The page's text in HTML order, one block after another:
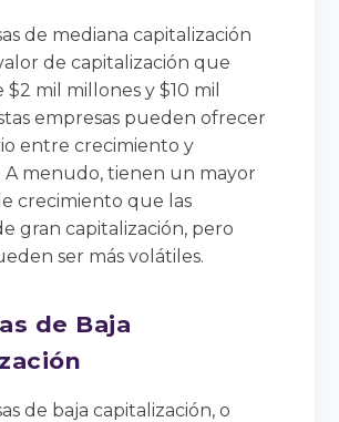
de mediana capitalización
de capitalización que
$2 mil millones y $10 mil
empresas pueden ofrecer
entre crecimiento y
A menudo, tienen un mayor
crecimiento que las
gran capitalización, pero
ser más volátiles.
de Baja
de baja capitalización, o